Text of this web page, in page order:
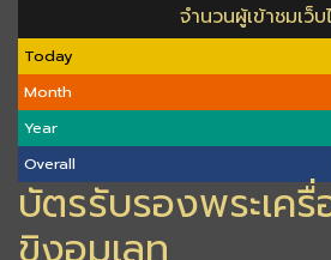
จำนวนผู้เข้าชมเว็
Today
Month
Year
Overall
บัตรรับรองพระเครื่